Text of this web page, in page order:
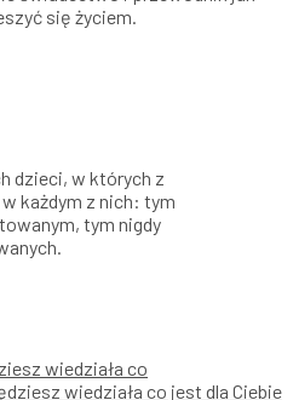
się życiem.
dzieci, w których z
każdym z nich: tym
tym nigdy
wiedziała co